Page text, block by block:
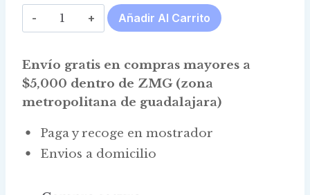
Aceite
Semilla
Uva
cantidad
Añadir Al Carrito
Envío gratis en compras mayores a
$5,000 dentro de ZMG (zona
metropolitana de guadalajara)
Paga y recoge en mostrador
Envios a domicilio